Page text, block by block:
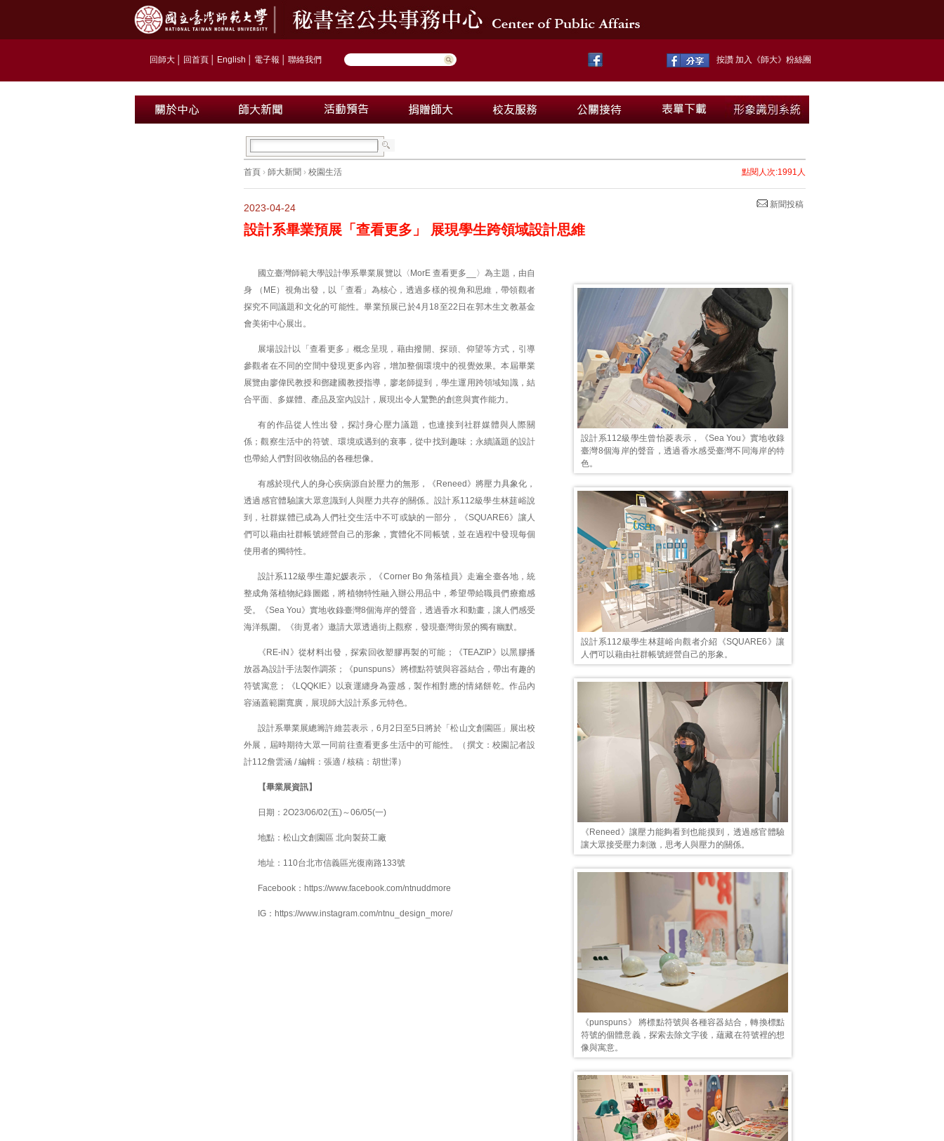
回師大 回首頁 English 電子報 聯絡我們 按讚 加入《師大》粉絲團
首頁 › 師大新聞 › 校園生活 點閱人次:1991人
新聞投稿
2023-04-24
設計系畢業預展「查看更多」 展現學生跨領域設計思維
設計系112級學生曾怡菱表示，《Sea You》實地收錄
臺灣8個海岸的聲音，透過香水感受臺灣不同海岸的特
色。
設計系112級學生林莛峪向觀者介紹《SQUARE6》讓
人們可以藉由社群帳號經營自己的形象。
《Reneed》讓壓力能夠看到也能摸到，透過感官體驗
讓大眾接受壓力刺激，思考人與壓力的關係。
《punspuns》 將標點符號與各種容器結合，轉換標點
符號的個體意義，探索去除文字後，蘊藏在符號裡的想
像與寓意。
國立臺灣師範大學設計學系畢業展覽以〈MorE 查看更多__〉為主題，由自
身 （ME）視角出發，以「查看」為核心，透過多樣的視角和思維，帶領觀者
探究不同議題和文化的可能性。畢業預展已於4月18至22日在郭木生文教基金
會美術中心展出。
展場設計以「查看更多」概念呈現，藉由撥開、探頭、仰望等方式，引導
參觀者在不同的空間中發現更多內容，增加整個環境中的視覺效果。本屆畢業
展覽由廖偉民教授和鄧建國教授指導，廖老師提到，學生運用跨領域知識，結
合平面、多媒體、產品及室內設計，展現出令人驚艷的創意與實作能力。
有的作品從人性出發，探討身心壓力議題，也連接到社群媒體與人際關
係；觀察生活中的符號、環境或遇到的衰事，從中找到趣味；永續議題的設計
也帶給人們對回收物品的各種想像。
有感於現代人的身心疾病源自於壓力的無形，《Reneed》將壓力具象化，
透過感官體驗讓大眾意識到人與壓力共存的關係。設計系112級學生林莛峪說
到，社群媒體已成為人們社交生活中不可或缺的一部分，《SQUARE6》讓人
們可以藉由社群帳號經營自己的形象，實體化不同帳號，並在過程中發現每個
使用者的獨特性。
設計系112級學生蕭妃媛表示，《Corner Bo 角落植員》走遍全臺各地，統
整成角落植物紀錄圖鑑，將植物特性融入辦公用品中，希望帶給職員們療癒感
受。《Sea You》實地收錄臺灣8個海岸的聲音，透過香水和動畫，讓人們感受
海洋氛圍。《街覓者》邀請大眾透過街上觀察，發現臺灣街景的獨有幽默。
《RE-iN》從材料出發，探索回收塑膠再製的可能；《TEAZIP》以黑膠播
放器為設計手法製作調茶；《punspuns》將標點符號與容器結合，帶出有趣的
符號寓意；《LQQKIE》以衰運纏身為靈感，製作相對應的情緒餅乾。作品內
容涵蓋範圍寬廣，展現師大設計系多元特色。
設計系畢業展總籌許維芸表示，6月2日至5日將於「松山文創園區」展出校
外展，屆時期待大眾一同前往查看更多生活中的可能性。（撰文：校園記者設
計112詹雲涵 / 編輯：張適 / 核稿：胡世澤）
【畢業展資訊】
日期：2O23/06/02(五)～06/05(一)
地點：松山文創園區 北向製菸工廠
地址：110台北市信義區光復南路133號
Facebook： https://www.facebook.com/ntnuddmore
IG： https://www.instagram.com/ntnu_design_more/